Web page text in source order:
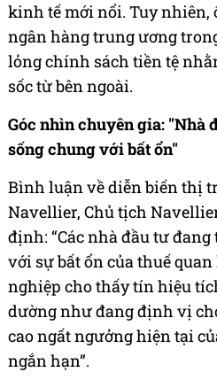
kinh tế mới nổi. Tuy nhiên,
ngân hàng trung ương
lỏng chính sách tiền tệ
sốc từ bên ngoài.
Góc nhìn chuyên gia: "Nhà
sống chung với bất ổn"
Bình luận về diễn biến thị
Navellier, Chủ tịch
định: “Các nhà đầu tư
với sự bất ổn của thuế
nghiệp cho thấy tín hiệu
dường như đang định vị
cao ngất ngưởng hiện tại
ngắn hạn”.